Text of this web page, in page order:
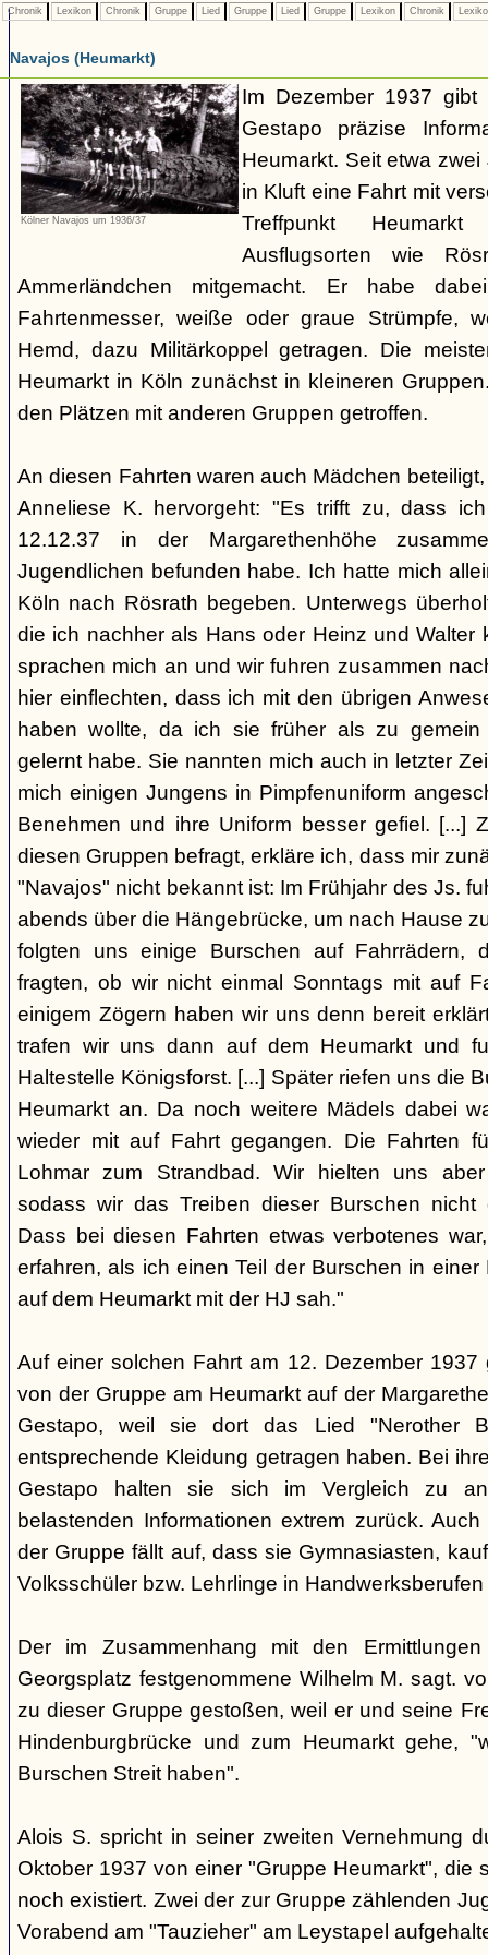
Chronik Lexikon Chronik Gruppe Lied Gruppe Lied Gruppe Lexikon Chronik
Navajos (Heumarkt)
Kölner Navajos um 1936/37
Im Dezember 1937
Gestapo präzise
Heumarkt. Seit etwa
in Kluft eine Fahrt mit
Treffpunkt
Ausflugsorten wie
Ammerländchen mitgemacht. Er habe
Fahrtenmesser, weiße oder graue Strümpfe,
Hemd, dazu Militärkoppel getragen. Die
Heumarkt in Köln zunächst in kleineren
den Plätzen mit anderen Gruppen getroffen.
An diesen Fahrten waren auch Mädchen
Anneliese K. hervorgeht: "Es trifft zu, dass
12.12.37 in der Margarethenhöhe
Jugendlichen befunden habe. Ich hatte mich
Köln nach Rösrath begeben. Unterwegs
die ich nachher als Hans oder Heinz und Walter
sprachen mich an und wir fuhren zusammen
hier einflechten, dass ich mit den übrigen
haben wollte, da ich sie früher als zu gemein
gelernt habe. Sie nannten mich auch in letzter
mich einigen Jungens in Pimpfenuniform
Benehmen und ihre Uniform besser gefiel. [...]
diesen Gruppen befragt, erkläre ich, dass mir
"Navajos" nicht bekannt ist: Im Frühjahr des Js.
abends über die Hängebrücke, um nach Hause
folgten uns einige Burschen auf Fahrrädern,
fragten, ob wir nicht einmal Sonntags mit auf
einigem Zögern haben wir uns denn bereit
trafen wir uns dann auf dem Heumarkt und
Haltestelle Königsforst. [...] Später riefen uns die
Heumarkt an. Da noch weitere Mädels dabei
wieder mit auf Fahrt gegangen. Die Fahrten
Lohmar zum Strandbad. Wir hielten uns
sodass wir das Treiben dieser Burschen nicht
Dass bei diesen Fahrten etwas verbotenes
erfahren, als ich einen Teil der Burschen in
auf dem Heumarkt mit der HJ sah."
Auf einer solchen Fahrt am 12. Dezember 1937
von der Gruppe am Heumarkt auf der
Gestapo, weil sie dort das Lied "Nerother
entsprechende Kleidung getragen haben. Bei
Gestapo halten sie sich im Vergleich zu
belastenden Informationen extrem zurück.
der Gruppe fällt auf, dass sie Gymnasiasten,
Volksschüler bzw. Lehrlinge in
Der im Zusammenhang mit den
Georgsplatz festgenommene Wilhelm M. sagt.
zu dieser Gruppe gestoßen, weil er und seine
Hindenburgbrücke und zum Heumarkt gehe,
Burschen Streit haben".
Alois S. spricht in seiner zweiten Vernehmung
Oktober 1937 von einer "Gruppe Heumarkt", die
noch existiert. Zwei der zur Gruppe zählenden
Vorabend am "Tauzieher" am Leystapel